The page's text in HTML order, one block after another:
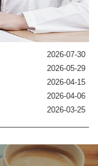
2026-07-30
2026-05-29
2026-04-15
2026-04-06
2026-03-25